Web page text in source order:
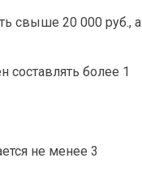
свыше 20 000 руб., а
более 1
не менее 3